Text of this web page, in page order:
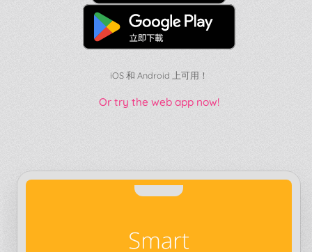
iOS 和 Android 上可用！
Or try the web app now!